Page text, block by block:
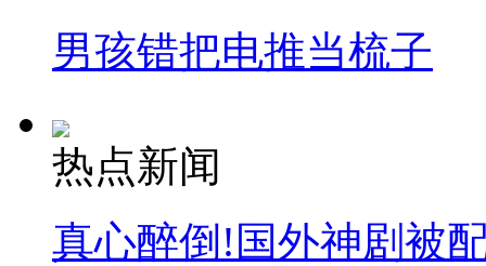
男孩错把电推当梳子
热点新闻
真心醉倒!国外神剧被